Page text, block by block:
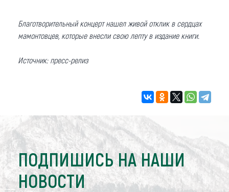
Благотворительный концерт нашел живой отклик в сердцах
мамонтовцев, которые внесли свою лепту в издание книги.
Источник: пресс-релиз
ПОДПИШИСЬ НА НАШИ
НОВОСТИ